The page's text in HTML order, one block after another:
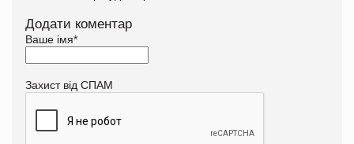
Додати коментар
Ваше імя*
Захист від СПАМ